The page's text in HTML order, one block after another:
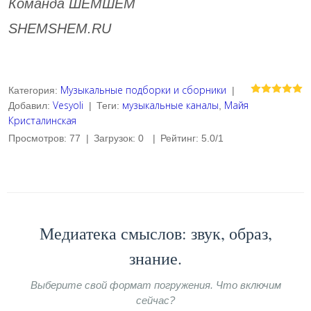
Команда ШЕМШЕМ
SHEMSHEM.RU
Категория: Музыкальные подборки и сборники
|
Добавил: Vesyoli | Теги: музыкальные каналы Майя
Кристалинская
Просмотров: 77 | Загрузок: 0 | Рейтинг: 5.0/1
Медиатека смыслов: звук, образ,
знание.
Выберите свой формат погружения. Что включим
сейчас?